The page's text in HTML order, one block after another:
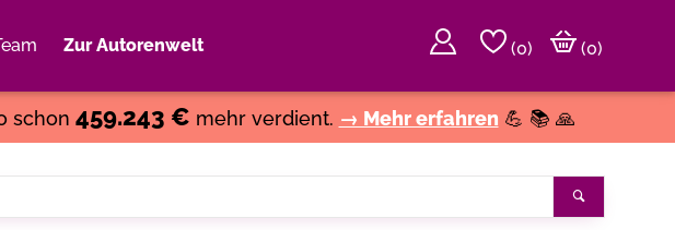
Zur Autorenwelt (0)
(0)
schon 459.243 € mehr verdient. → Mehr erfahren 💪 📚 🙏